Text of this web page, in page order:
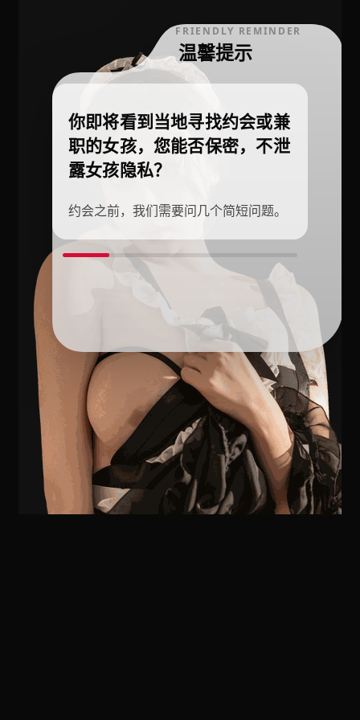
FRIENDLY REMINDER
温馨提示
你即将看到当地寻找约会或兼
职的女孩，您能否保密，不泄
露女孩隐私？
约会之前，我们需要问几个简短问题。